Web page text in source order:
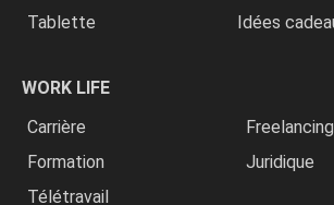
Tablette
Idées
WORK LIFE
Carrière
Freelancing
Formation
Juridique
Télétravail